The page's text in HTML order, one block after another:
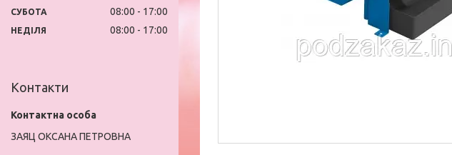
СУБОТА 08:00 17:00
НЕДІЛЯ 08:00 17:00
Контакти
ЗАЯЦ ОКСАНА ПЕТРОВНА